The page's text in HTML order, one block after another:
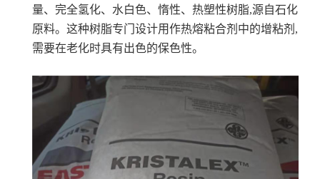
量、完全氢化、水白色、惰性、热塑性树脂,源自石化
原料。这种树脂专门设计用作热熔粘合剂中的增粘剂,
需要在老化时具有出色的保色性。